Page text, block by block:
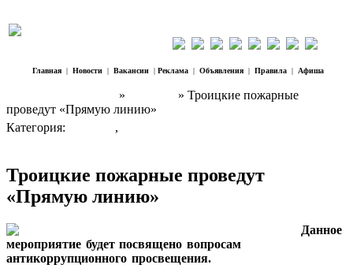
Главная | Новости | Вакансии | Реклама | Объявления | Правила | Афиша
»
» Троицкие пожарные
проведут «Прямую линию»
Категория:
,
Троицкие пожарные проведут
«Прямую линию»
Данное
мероприятие будет посвящено вопросам
антикоррупционного просвещения.